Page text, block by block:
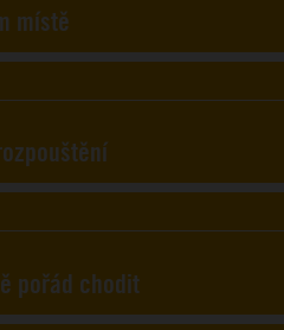
místě
pořád chodit